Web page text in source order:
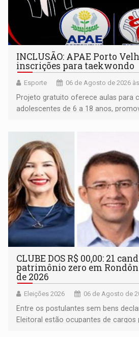
INCLUSÃO: APAE Porto
inscrições para taekwondo
Esporte 06 de Agosto de 2026
Projeto gratuito oferece aulas para
adolescentes de 6 a 18 anos,
CLUBE DOS R$ 00,00: 21
patrimônio zero em
de 2026
Eleições 2026 06 de Agosto de
Entre os postulantes sem bens
Eleitoral estão ocupantes de cargos